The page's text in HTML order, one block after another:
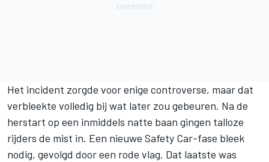
Het incident zorgde voor enige controverse, maar dat
verbleekte volledig bij wat later zou gebeuren. Na de
herstart op een inmiddels natte baan gingen talloze
rijders de mist in. Een nieuwe Safety Car-fase bleek
nodig, gevolgd door een rode vlag. Dat laatste was